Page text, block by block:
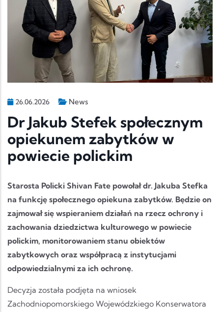
26.06.2026 News
Dr Jakub Stefek społecznym
opiekunem zabytków w
powiecie polickim
Starosta Policki Shivan Fate powołał dr. Jakuba Stefka
na funkcję społecznego opiekuna zabytków. Będzie on
zajmował się wspieraniem działań na rzecz ochrony i
zachowania dziedzictwa kulturowego w powiecie
polickim, monitorowaniem stanu obiektów
zabytkowych oraz współpracą z instytucjami
odpowiedzialnymi za ich ochronę.
Decyzja została podjęta na wniosek
Zachodniopomorskiego Wojewódzkiego Konserwatora